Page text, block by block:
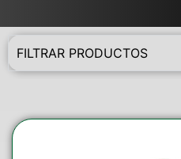
FILTRAR PRODUCTOS